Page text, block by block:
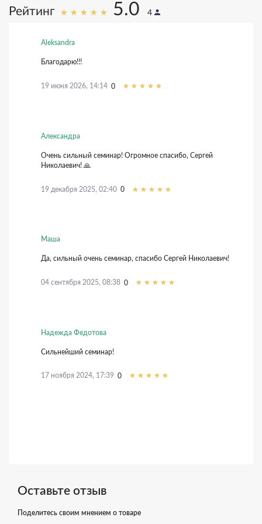
Рейтинг 5.0 4
Aleksandra
Благодарю!!!
19 июня 2026, 14:14 0
Александра
Очень сильный семинар! Огромное спасибо, Сергей
Николаевич! 🙏
19 декабря 2025, 02:40 0
Маша
Да, сильный очень семинар, спасибо Сергей Николаевич!
04 сентября 2025, 08:38 0
Надежда Федотова
Сильнейший семинар!
17 ноября 2024, 17:39 0
Оставьте отзыв
Поделитесь своим мнением о товаре